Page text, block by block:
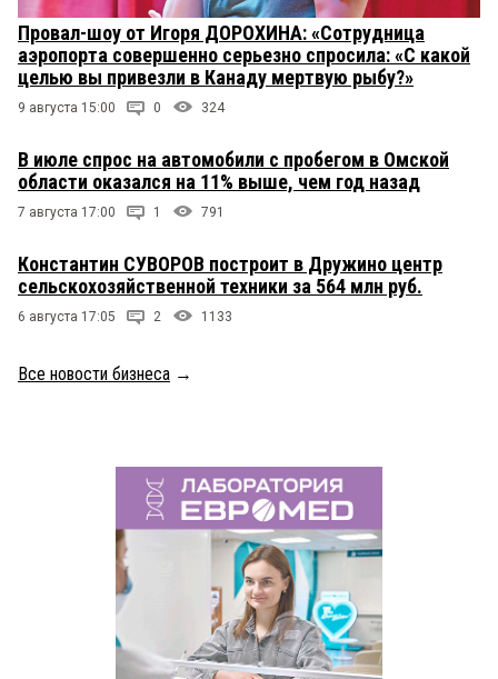
Провал-шоу от Игоря ДОРОХИНА: «Сотрудница
аэропорта совершенно серьезно спросила: «С какой
целью вы привезли в Канаду мертвую рыбу?»
9 августа 15:00 0 324
В июле спрос на автомобили с пробегом в Омской
области оказался на 11% выше, чем год назад
7 августа 17:00 1 791
Константин СУВОРОВ построит в Дружино центр
сельскохозяйственной техники за 564 млн руб.
6 августа 17:05 2 1133
Все новости бизнеса →